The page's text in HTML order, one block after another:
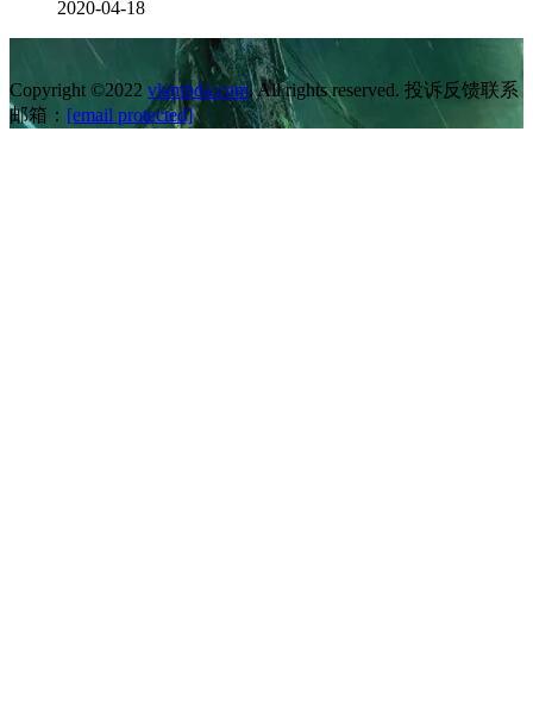
2020-04-18
Copyright ©2022 vlambda.com. All rights reserved. 投诉反馈联系
邮箱： [email protected]